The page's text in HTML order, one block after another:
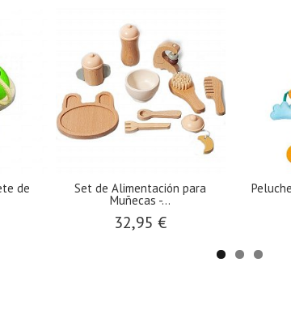
Tunel Juegos Little Dutch Circuito Creativo